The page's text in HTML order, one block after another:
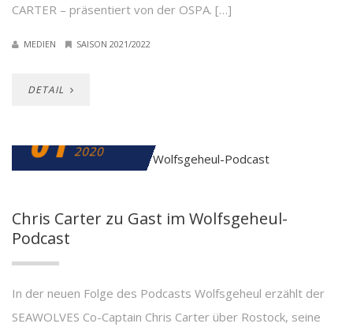
CARTER – präsentiert von der OSPA. […]
MEDIEN SAISON 2021/2022
DETAIL
01 2020
Chris Carter zu Gast im Wolfsgeheul-
Podcast
In der neuen Folge des Podcasts Wolfsgeheul erzählt der
SEAWOLVES Co-Captain Chris Carter über Rostock, seine